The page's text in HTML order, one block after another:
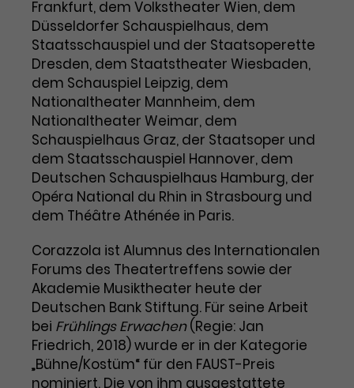
Benutzer*in wiedererkannt werden,
und es wird Zugang zu
geschützten Bereichen gewährt.
Name cookie_optin
Anbieter TYPO3
Laufzeit 1 Monat
Zweck
Enthält die gewählten Tracking-
Laufzeit 2 Jahre
Zweck
Dieses Cookie wird von Google
Analytics installiert. Das Cookie
wird verwendet, um
Besucher*innen-, Sitzungs- und
Kampagnendaten zu berechnen
und die Nutzung der Website für
den Analysebericht der Website zu
verfolgen. Die Cookies speichern
Informationen anonym und weisen
eine zufallsgenerierte Nummer zu,
Name _gid
Anbieter Google Analytics
Laufzeit 1 Tag
Marketing
Diese Gruppe beinhaltet alle Scripte, die es uns
ermöglichen die Leistung unserer
Werbekampagnen zu analysieren und
Conversions zu messen. Außerdem helfen sie
uns dabei Werbeanzeigen und Inhalte besser auf
die Interessen unserer Nutzer abzustimmen.
Name
_gcl_au
Anbieter Google Ads
Laufzeit 3 Monate
Zweck
die Effizienz von Werbeanzeigen zu
messen und Conversions zu
speichern. Dieses Cookie hilft dabei
nachzuvollziehen, ob Nutzer über
Google-Anzeigen auf unsere
Website gelangt sind.
Cookie-Informationen
Frankfurt, dem Volkstheater Wien, dem
Düsseldorfer Schauspielhaus, dem
Staatsschauspiel und der Staatsoperette
Dresden, dem Staatstheater Wiesbaden,
dem Schauspiel Leipzig, dem
Nationaltheater Mannheim, dem
Nationaltheater Weimar, dem
Schauspielhaus Graz, der Staatsoper und
dem Staatsschauspiel Hannover, dem
Deutschen Schauspielhaus Hamburg, der
Opéra National du Rhin in Strasbourg und
dem Théâtre Athénée in Paris.
Corazzola ist Alumnus des Internationalen
Forums des Theatertreffens sowie der
Akademie Musiktheater heute der
Deutschen Bank Stiftung. Für seine Arbeit
bei Frühlings Erwachen(Regie: Jan
Friedrich, 2018) wurde er in der Kategorie
„Bühne/Kostüm“ für den FAUST-Preis
nominiert. Die von ihm ausgestattete